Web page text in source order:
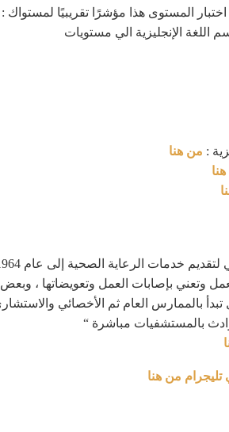
المستوى هذا مؤشرًا تقريبيًا لمستواك :
الإنجليزية الي مستويات
من هنا
وتعني بإصابات العمل وتعويضاتها ، وبعض
تبدأ بالممارس العام ثم الأخصائي
بالمستشفيات مباشرة “
من هنا